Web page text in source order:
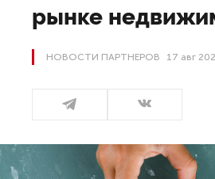
рынке
НОВОСТИ ПАРТНЕРОВ 17 авг